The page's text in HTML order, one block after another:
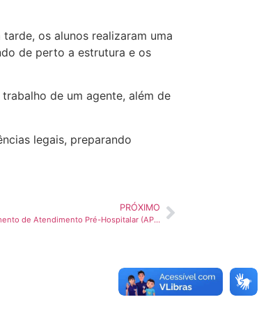
os alunos realizaram uma
de perto a estrutura e os
de um agente, além de
legais, preparando
PRÓXIMO
Agentes de Trânsito em formação participam de treinamento de Atendimento Pré-Hospitalar (APH)